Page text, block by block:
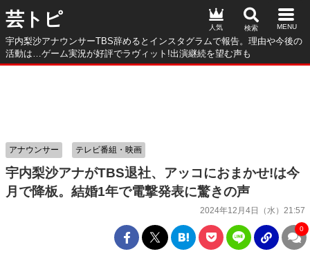
芸トピ
宇内梨沙アナウンサーTBS辞めるとインスタグラムで報告。理由や今後の
活動は…ゲーム実況が好評でラヴィット!出演継続を望む声も
人気
宇内梨沙アナがTBS退社、アッコにおまかせ!は今
月で降板。結婚1年で電撃発表に驚きの声
2024年12月4日（水）21:57
アナウンサー テレビ番組・映画
0